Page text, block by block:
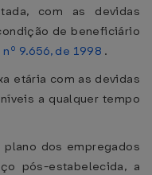
com as devidas
de beneficiário
nº 9.656, de 1998 .
etária com as devidas
a qualquer tempo
plano dos empregados
pós-estabelecida, a